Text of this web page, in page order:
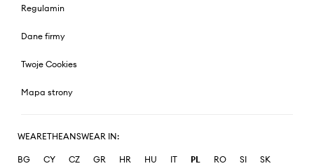
Regulamin
Dane firmy
Twoje Cookies
Mapa strony
WEARETHEANSWEAR IN:
BG CY CZ GR HR HU IT PL RO SI SK